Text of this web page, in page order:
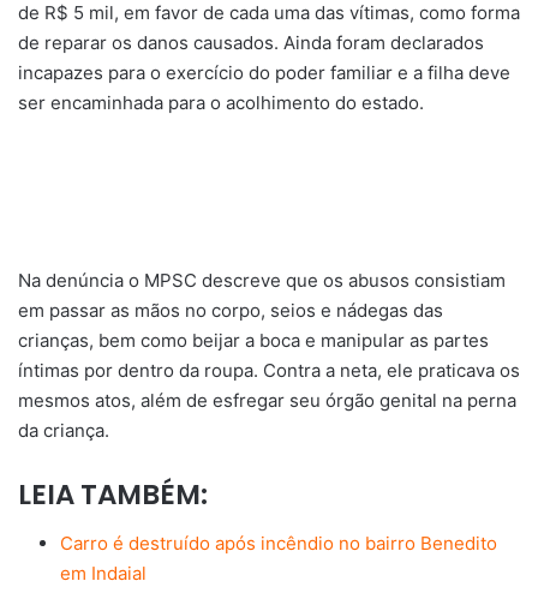
de R$ 5 mil, em favor de cada uma das vítimas, como forma
de reparar os danos causados. Ainda foram declarados
incapazes para o exercício do poder familiar e a filha deve
ser encaminhada para o acolhimento do estado.
Na denúncia o MPSC descreve que os abusos consistiam
em passar as mãos no corpo, seios e nádegas das
crianças, bem como beijar a boca e manipular as partes
íntimas por dentro da roupa. Contra a neta, ele praticava os
mesmos atos, além de esfregar seu órgão genital na perna
da criança.
LEIA TAMBÉM:
Carro é destruído após incêndio no bairro Benedito
em Indaial